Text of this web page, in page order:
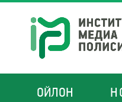
ОЙЛОН